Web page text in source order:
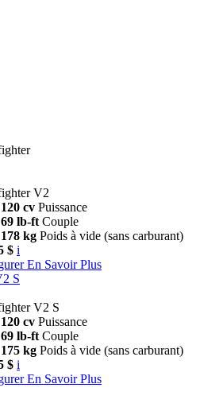
V2
120 cv Puissance
69 lb-ft Couple
178 kg Poids à vide (sans carburant)
$ i
En Savoir Plus
S
V2 S
120 cv Puissance
69 lb-ft Couple
175 kg Poids à vide (sans carburant)
$ i
En Savoir Plus